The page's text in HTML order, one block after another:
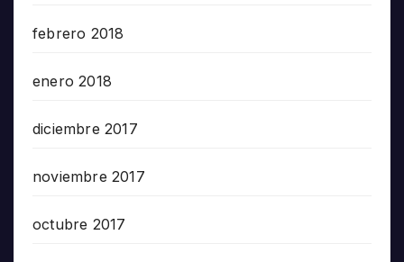
febrero 2018
enero 2018
diciembre 2017
noviembre 2017
octubre 2017